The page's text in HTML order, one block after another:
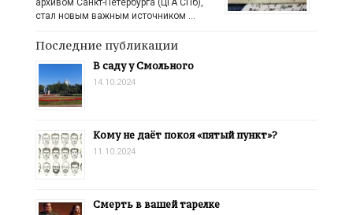
архивом Санкт-Петербурга (ЦГА СПб),
стал новым важным источником …
Последние публикации
В саду у Смольного
14.10.2024
Кому не даёт покоя «пятый пункт»?
11.10.2024
Смерть в вашей тарелке